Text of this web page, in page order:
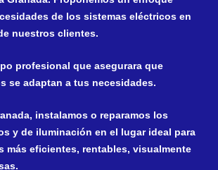
de los sistemas eléctricos en
nuestros clientes.
profesional que asegurara que
se adaptan a tus necesidades.
instalamos o reparamos los
y de iluminación en el lugar ideal para
más eficientes, rentables, visualmente